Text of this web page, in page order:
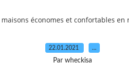
économes et confortables
22.01.2021 …
Par wheckisa